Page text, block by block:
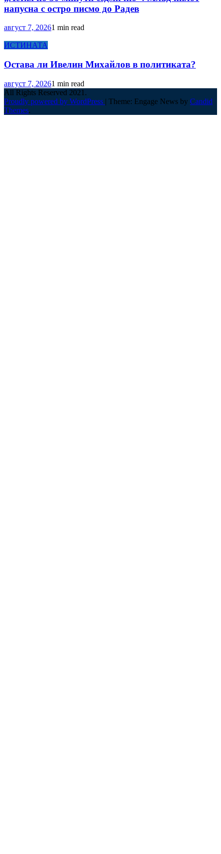
напусна с остро писмо до Радев
август 7, 20261 min read
ИСТИНАТА
Остава ли Ивелин Михайлов в политиката?
август 7, 20261 min read
All Rights Reserved 2021.
Proudly powered by WordPress | Theme: Engage News by Candid
Themes.